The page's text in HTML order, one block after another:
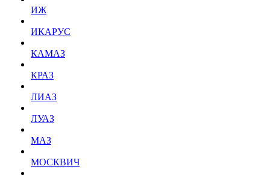
ИЖ
ИКАРУС
КАМАЗ
КРАЗ
ЛИАЗ
ЛУАЗ
МАЗ
МОСКВИЧ